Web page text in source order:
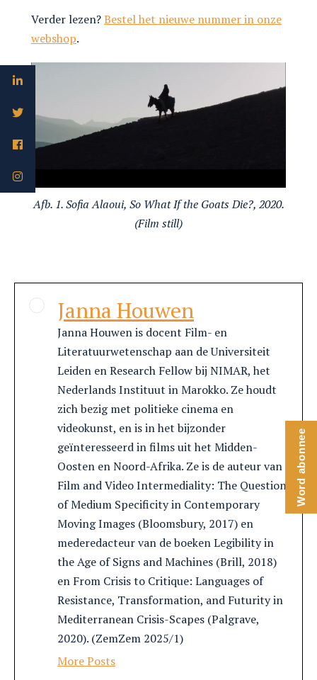
Verder lezen?Bestel het nieuwe nummer in onze
webshop.
Afb. 1. Sofia Alaoui, So What If the Goats Die?, 2020.
(Film still)
Janna Houwen
Janna Houwen is docent Film- en
Literatuurwetenschap aan de Universiteit
Leiden en Research Fellow bij NIMAR, het
Nederlands Instituut in Marokko. Ze houdt
zich bezig met politieke cinema en
videokunst, en is in het bijzonder
geïnteresseerd in films uit het Midden-
Oosten en Noord-Afrika. Ze is de auteur van
Film and Video Intermediality: The Question
of Medium Specificity in Contemporary
Moving Images (Bloomsbury, 2017) en
mederedacteur van de boeken Legibility in
the Age of Signs and Machines (Brill, 2018)
en From Crisis to Critique: Languages of
Resistance, Transformation, and Futurity in
Mediterranean Crisis-Scapes (Palgrave,
2020). (ZemZem 2025/1)
More Posts
Word abonnee